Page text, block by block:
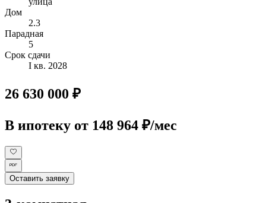
Дом
2.3
Парадная
5
Срок сдачи
I кв. 2028
26 630 000 ₽
В ипотеку от 148 964 ₽/мес
Оставить заявку